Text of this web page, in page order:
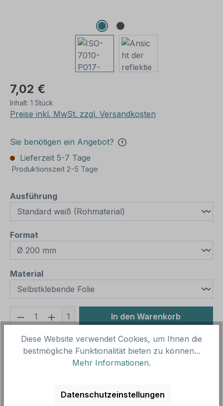
7,02 €
Inhalt: 1 Stück
Preise inkl. MwSt. zzgl. Versandkosten
Sie benötigen ein Angebot?
Lieferzeit 5-7 Tage
Produktionszeit 2-5 Tage
Ausführungauswählen
Format
Materialauswählen
Produkt Anzahl: Gib den
1 In den Warenkorb
Produktnummer:SH10666.1
Vorlagenummer: ISO 7010 - P017
Diese Website verwendet Cookies, um Ihnen die
bestmögliche Funktionalität bieten zu können...
Mehr Informationen.
Datenschutzeinstellungen